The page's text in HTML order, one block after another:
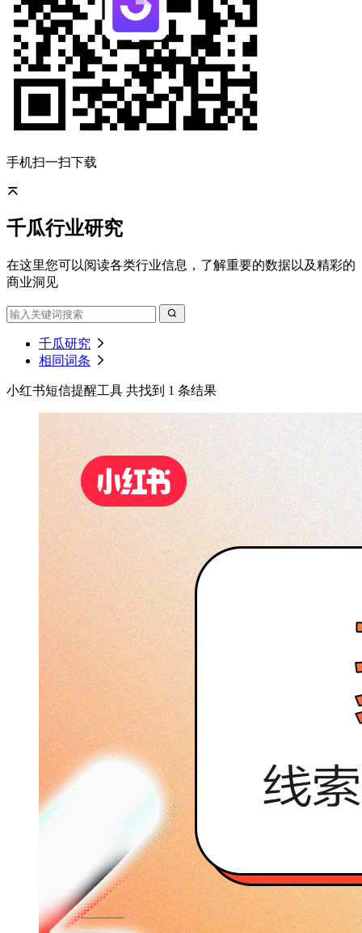
手机扫一扫下载
千瓜行业研究
在这里您可以阅读各类行业信息，了解重要的数据以及精彩的
商业洞见
千瓜研究
相同词条
小红书短信提醒工具 共找到 1 条结果